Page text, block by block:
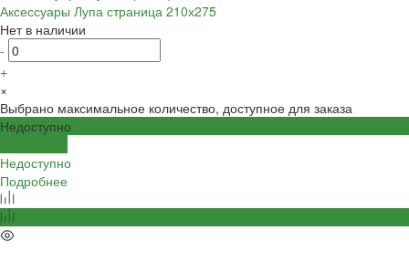
Аксессуары Лупа страница 210х275
Нет в наличии
-
+
×
Выбрано максимальное количество, доступное для заказа
Недоступно
Недоступно
Подробнее